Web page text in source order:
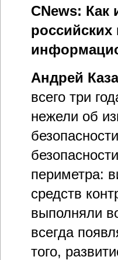
CNews: Как
российских
Андрей
всего три
нежели об
периметра:
средств
выполняли
всегда
того,